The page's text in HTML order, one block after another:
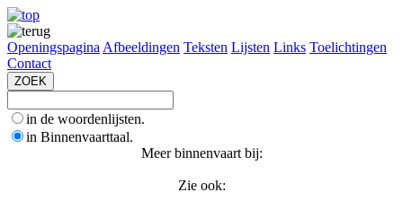
Openingspagina Afbeeldingen Teksten Lijsten Links Toelichtingen
Contact
in de woordenlijsten.
in Binnenvaarttaal.
Meer binnenvaart bij:
Zie ook: